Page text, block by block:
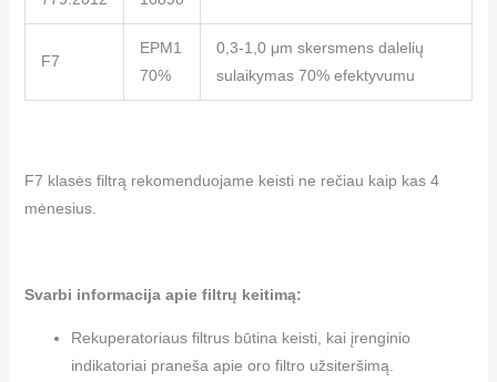
F7
EPM1
70%
0,3-1,0 μm skersmens dalelių
sulaikymas 70% efektyvumu
F7 klasės filtrą rekomenduojame keisti ne rečiau kaip kas 4
mėnesius.
Svarbi informacija apie filtrų keitimą:
Rekuperatoriaus filtrus būtina keisti, kai įrenginio
indikatoriai praneša apie oro filtro užsiteršimą.